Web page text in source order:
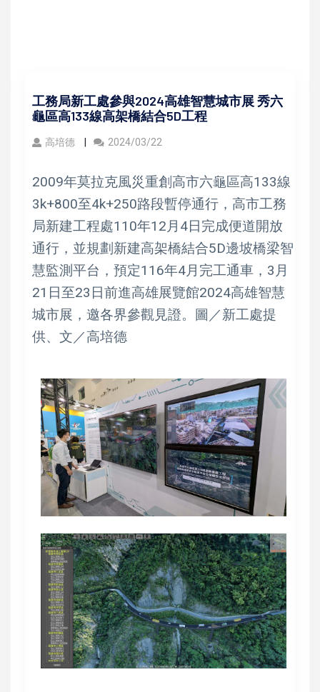
工務局新工處參與2024高雄智慧城市展 秀六
龜區高133線高架橋結合5D工程
高培德 2024/03/22
2009年莫拉克風災重創高市六龜區高133線
3k+800至4k+250路段暫停通行，高市工務
局新建工程處110年12月4日完成便道開放
通行，並規劃新建高架橋結合5D邊坡橋梁智
慧監測平台，預定116年4月完工通車，3月
21日至23日前進高雄展覽館2024高雄智慧
城市展，邀各界參觀見證。圖／新工處提
供、文／高培德